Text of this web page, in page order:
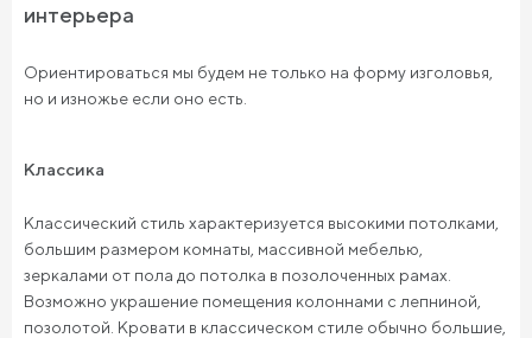
интерьера
Ориентироваться мы будем не только на форму изголовья,
но и изножье если оно есть.
Классика
Классический стиль характеризуется высокими потолками,
большим размером комнаты, массивной мебелью,
зеркалами от пола до потолка в позолоченных рамах.
Возможно украшение помещения колоннами с лепниной,
позолотой. Кровати в классическом стиле обычно большие,